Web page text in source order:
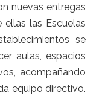
nuevas entregas
ellas las Escuelas
se
aulas, espacios
acompañando
equipo directivo.